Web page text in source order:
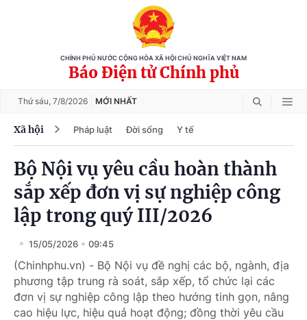
CHÍNH PHỦ NƯỚC CỘNG HÒA XÃ HỘI CHỦ NGHĨA VIỆT NAM
Báo Điện tử Chính phủ
Thứ sáu, 7/8/2026 MỚI NHẤT
Xã hội Pháp luật Đời sống Y tế
Bộ Nội vụ yêu cầu hoàn thành
sắp xếp đơn vị sự nghiệp công
lập trong quý III/2026
15/05/2026 09:45
(Chinhphu.vn) - Bộ Nội vụ đề nghị các bộ, ngành, địa
phương tập trung rà soát, sắp xếp, tổ chức lại các
đơn vị sự nghiệp công lập theo hướng tinh gọn, nâng
cao hiệu lực, hiệu quả hoạt động; đồng thời yêu cầu